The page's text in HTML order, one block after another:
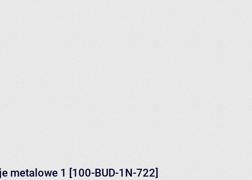
metalowe 1 [100-BUD-1N-722]